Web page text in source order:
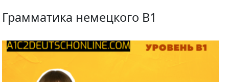
Грамматика немецкого B1